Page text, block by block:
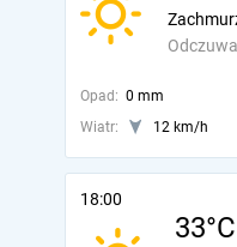
Opad: 0 mm
Wiatr:
12 km/h
18:00
33°C